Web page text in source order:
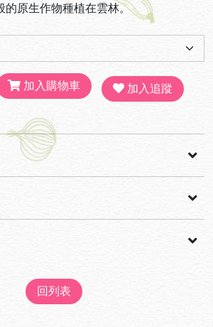
的原生作物種植在雲林。
加入購物車 加入追蹤
配合政府政策復育台灣苦茶油樹計畫，將原本的種
回列表